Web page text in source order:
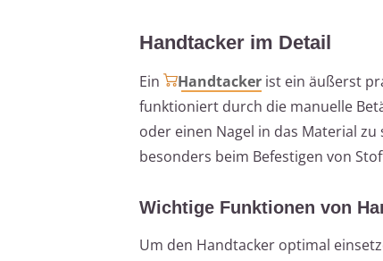
Handtacker im Detail
Ein Handtacker ist ein äußerst
funktioniert durch die manuelle
oder einen Nagel in das Material
besonders beim Befestigen von
Wichtige Funktionen von
Um den Handtacker optimal